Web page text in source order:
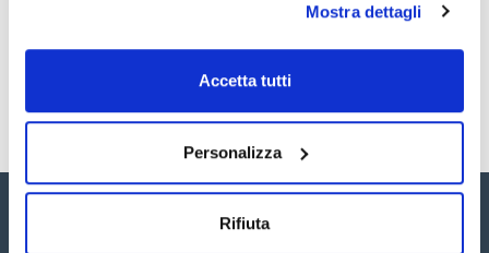
Mostra dettagli
Accetta tutti
Personalizza
Rifiuta
nome del campione, della posizione del becher, della
- Report dettagliati con grafici e dati completi per ogni
Registrati per i download